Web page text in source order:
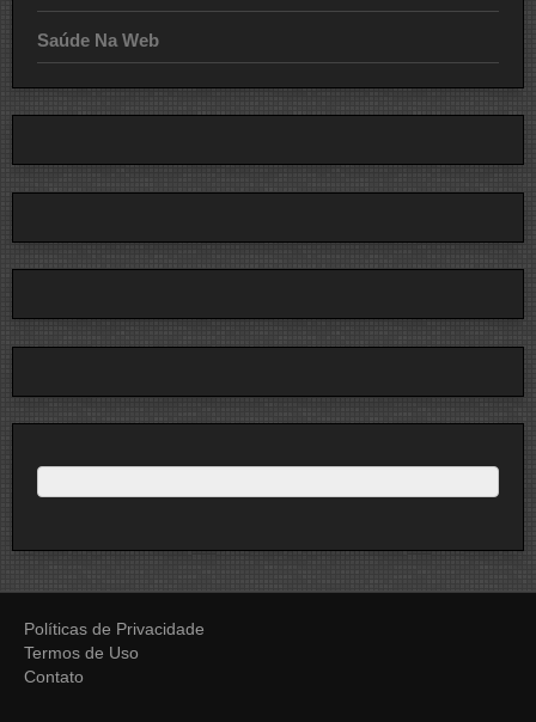
Saúde Na Web
Políticas de Privacidade
Termos de Uso
Contato